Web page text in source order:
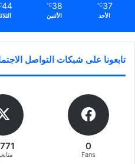
37
℃
الأحد
38
℃
الأثنين
44
تابعونا على شبكات التواصل
0
Fans